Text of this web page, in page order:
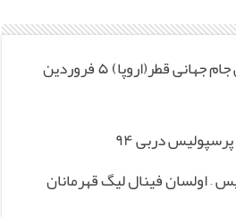
خلاصه بازی های مقدماتی جام جهانی قطر(اروپا) ۵ فروردین
– اولسان فینال لیگ قهرمانان